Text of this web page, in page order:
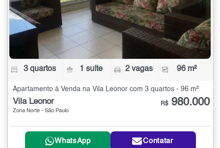
3 quartos 1 suíte 2 vagas 96 m²
Apartamento à Venda na Vila Leonor com 3 quartos - 96 m²
Vila Leonor
Zona Norte - São Paulo
R$ 980.000
WhatsApp Contatar